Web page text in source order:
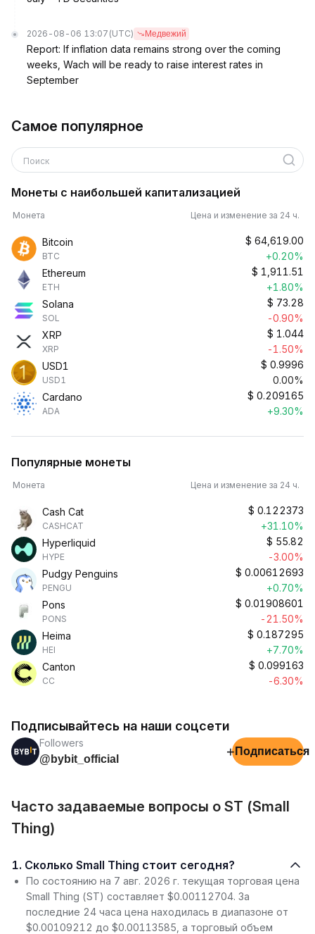
2026-08-06 13:07 (UTC) Медвежий
Report: If inflation data remains strong over the coming
weeks, Wach will be ready to raise interest rates in
September
Самое популярное
Поиск
Монеты с наибольшей капитализацией
Монета Цена и изменение за 24 ч.
Bitcoin
BTC
$ 64,619.00
+0.20%
Ethereum
ETH
$ 1,911.51
+1.80%
Solana
SOL
$ 73.28
-0.90%
XRP
XRP
$ 1.044
-1.50%
USD1
USD1
$ 0.9996
0.00%
Cardano
ADA
$ 0.209165
+9.30%
Популярные монеты
Монета Цена и изменение за 24 ч.
Cash Cat
CASHCAT
$ 0.122373
+31.10%
Hyperliquid
HYPE
$ 55.82
-3.00%
Pudgy Penguins
PENGU
$ 0.00612693
+0.70%
Pons
PONS
$ 0.01908601
-21.50%
Heima
HEI
$ 0.187295
+7.70%
Canton
CC
$ 0.099163
-6.30%
Подписывайтесь на наши соцсети
Followers
@bybit_official
+ Подписаться
Часто задаваемые вопросы о ST (Small
Thing)
1. Сколько Small Thing стоит сегодня?
По состоянию на 7 авг. 2026 г. текущая торговая цена
Small Thing (ST) составляет $0.00112704. За
последние 24 часа цена находилась в диапазоне от
$0.00109212 до $0.00113585, а торговый объем